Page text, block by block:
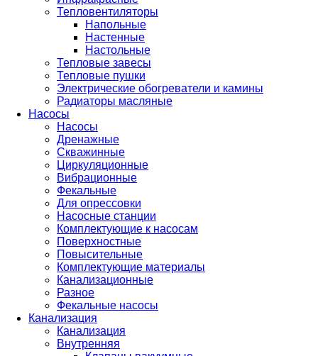
Тепловентиляторы
Напольные
Настенные
Настольные
Тепловые завесы
Тепловые пушки
Электрические обогреватели и камины
Радиаторы масляные
Насосы
Насосы
Дренажные
Скважинные
Циркуляционные
Вибрационные
Фекальные
Для опрессовки
Насосные станции
Комплектующие к насосам
Поверхностные
Повысительные
Комплектующие материалы
Канализационные
Разное
Фекальные насосы
Канализация
Канализация
Внутренняя